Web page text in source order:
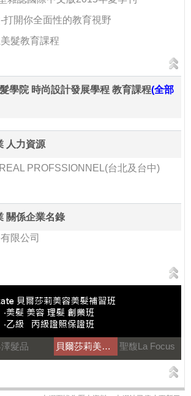
打開你全面性的教育視野
髮教育課程
學院 時尚設計發展學程 教育課程(全部
人力資源
PROFSSIONNEL(台北及台中)
關係企業名錄
限公司
髮品 貝爾莎莉美髮美容補習 聖馥La Focus